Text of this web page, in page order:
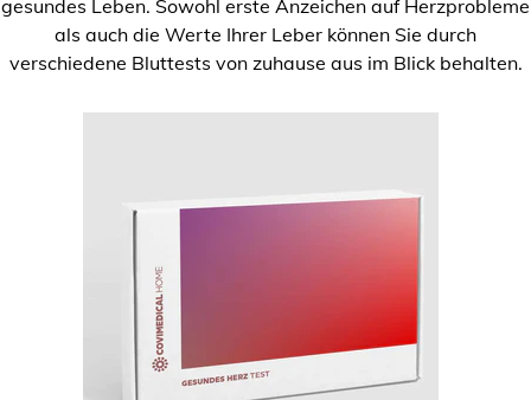
gesundes Leben. Sowohl erste Anzeichen auf Herzprobleme
als auch die Werte Ihrer Leber können Sie durch
verschiedene Bluttests von zuhause aus im Blick behalten.